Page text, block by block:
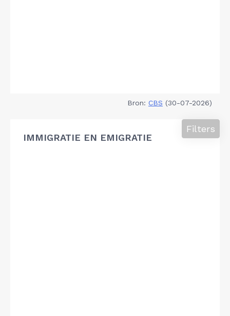
Bron: CBS (30-07-2026)
IMMIGRATIE EN EMIGRATIE
Filters